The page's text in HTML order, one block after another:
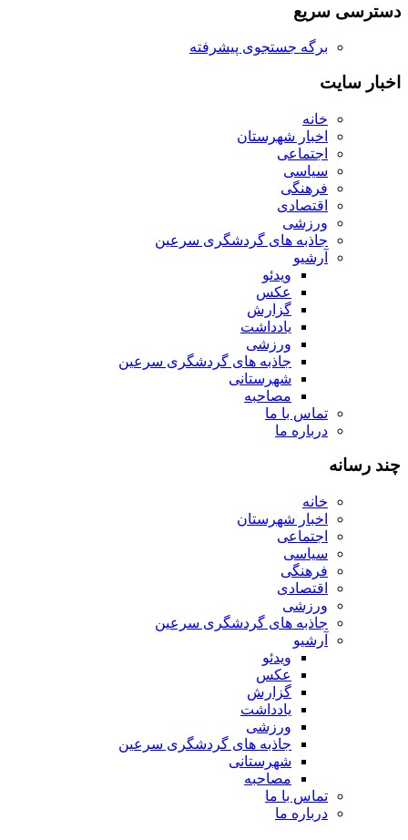
دسترسی سریع
برگه جستجوی پیشرفته
اخبار سایت
خانه
اخبار شهرستان
اجتماعی
سیاسی
فرهنگی
اقتصادی
ورزشی
جاذبه های گردشگری سرعین
آرشیو
ویدئو
عکس
گزارش
یادداشت
ورزشی
جاذبه های گردشگری سرعین
شهرستانی
مصاحبه
تماس با ما
درباره ما
چند رسانه
خانه
اخبار شهرستان
اجتماعی
سیاسی
فرهنگی
اقتصادی
ورزشی
جاذبه های گردشگری سرعین
آرشیو
ویدئو
عکس
گزارش
یادداشت
ورزشی
جاذبه های گردشگری سرعین
شهرستانی
مصاحبه
تماس با ما
درباره ما